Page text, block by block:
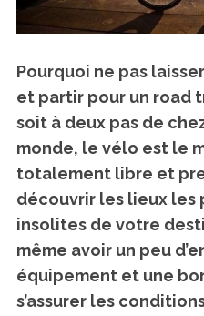
Pourquoi ne pas
et partir pour un road
soit à deux pas de
monde, le vélo est le
totalement libre et
découvrir les lieux les
insolites de votre
même avoir un peu
équipement et une
s’assurer les